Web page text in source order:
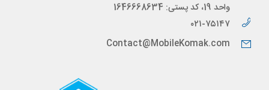
واحد 19، کد پستی: 1646668634
۰۲۱-۷۵۱۴۷
Contact@MobileKomak.com